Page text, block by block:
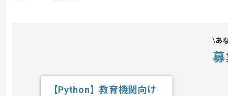
あ
【Python】教育機関向け